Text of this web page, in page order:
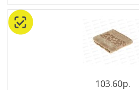
103.60р.